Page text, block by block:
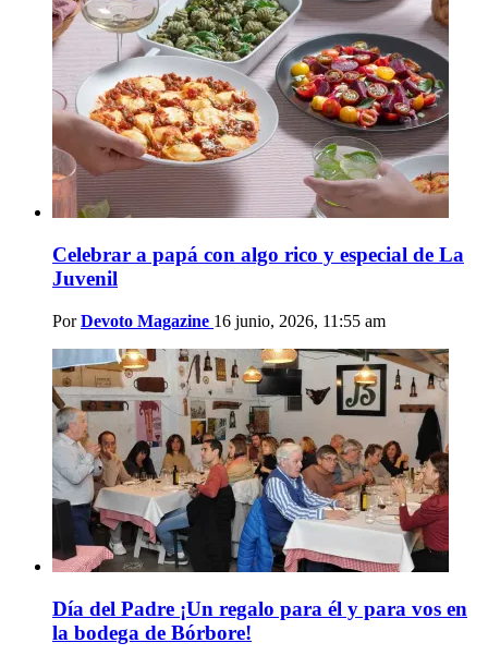
Celebrar a papá con algo rico y especial de La
Juvenil
Por Devoto Magazine 16 junio, 2026, 11:55 am
Día del Padre ¡Un regalo para él y para vos en
la bodega de Bórbore!